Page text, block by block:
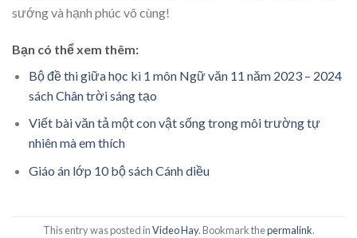
sướng và hạnh phúc vô cùng!
Bạn có thể xem thêm:
Bộ đề thi giữa học kì 1 môn Ngữ văn 11 năm 2023 – 2024
sách Chân trời sáng tạo
Viết bài văn tả một con vật sống trong môi trường tự
nhiên mà em thích
Giáo án lớp 10 bộ sách Cánh diều
This entry was posted inVideo Hay. Bookmark thepermalink.